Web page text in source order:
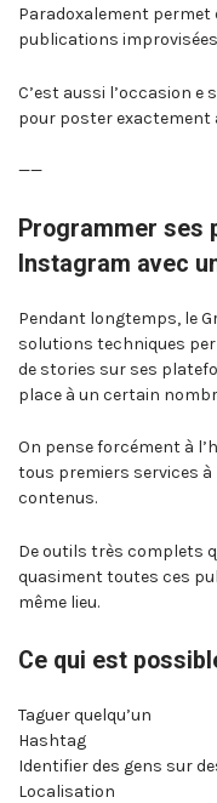
Paradoxalement permet
publications
C’est aussi l’occasion
pour poster exactement
——
Programmer ses
Instagram avec
Pendant longtemps, le
solutions techniques
de stories sur ses
place à un certain
On pense forcément à
tous premiers services
contenus.
De outils très complets
quasiment toutes ces
même lieu.
Ce qui est
Taguer quelqu’un
Hashtag
Identifier des gens sur
Localisation